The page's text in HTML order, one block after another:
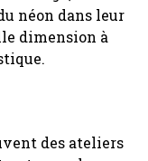
néon dans leur
dimension à
des ateliers